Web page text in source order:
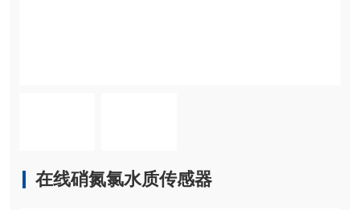
在线硝氮氯水质传感器